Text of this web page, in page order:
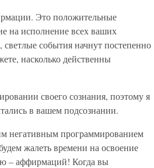
Это положительные
на исполнение всех ваших
события начнут постепенно
насколько действенны
своего сознания, поэтому я
в вашем подсознании.
негативным программированием
жалеть времени на освоение
– аффирмаций! Когда вы